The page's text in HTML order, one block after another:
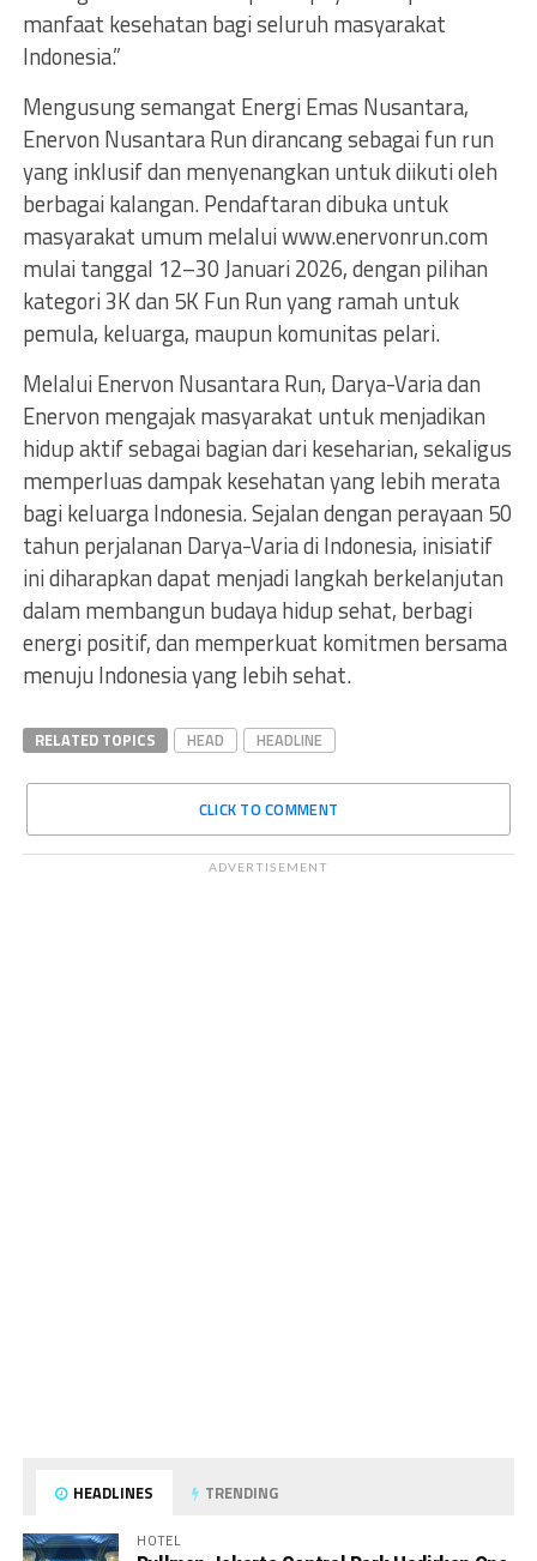
manfaat kesehatan bagi seluruh masyarakat
Indonesia.”
Mengusung semangat Energi Emas Nusantara,
Enervon Nusantara Run dirancang sebagai fun run
yang inklusif dan menyenangkan untuk diikuti oleh
berbagai kalangan. Pendaftaran dibuka untuk
masyarakat umum melalui www.enervonrun.com
mulai tanggal 12–30 Januari 2026, dengan pilihan
kategori 3K dan 5K Fun Run yang ramah untuk
pemula, keluarga, maupun komunitas pelari.
Melalui Enervon Nusantara Run, Darya-Varia dan
Enervon mengajak masyarakat untuk menjadikan
hidup aktif sebagai bagian dari keseharian, sekaligus
memperluas dampak kesehatan yang lebih merata
bagi keluarga Indonesia. Sejalan dengan perayaan 50
tahun perjalanan Darya-Varia di Indonesia, inisiatif
ini diharapkan dapat menjadi langkah berkelanjutan
dalam membangun budaya hidup sehat, berbagi
energi positif, dan memperkuat komitmen bersama
menuju Indonesia yang lebih sehat.
RELATED TOPICS HEAD HEADLINE
CLICK TO COMMENT
ADVERTISEMENT
HEADLINES TRENDING
HOTEL